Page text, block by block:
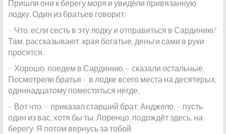
Пришли они к берегу моря и увидели привязанную
лодку. Один из братьев говорит:
– Что, если сесть в эту лодку и отправиться в Сардинию?
Там, рассказывают, края богатые, деньги сами в руки
просятся.
– Хорошо, поедем в Сардинию, – сказали остальные.
Посмотрели братья – в лодке всего места на десятерых,
одиннадцатому поместиться негде.
– Вот что, – приказал старший брат, Анджело, – пусть
один из вас, хотя бы ты, Лоренцо, подождёт здесь, на
берегу. Я потом вернусь за тобой.